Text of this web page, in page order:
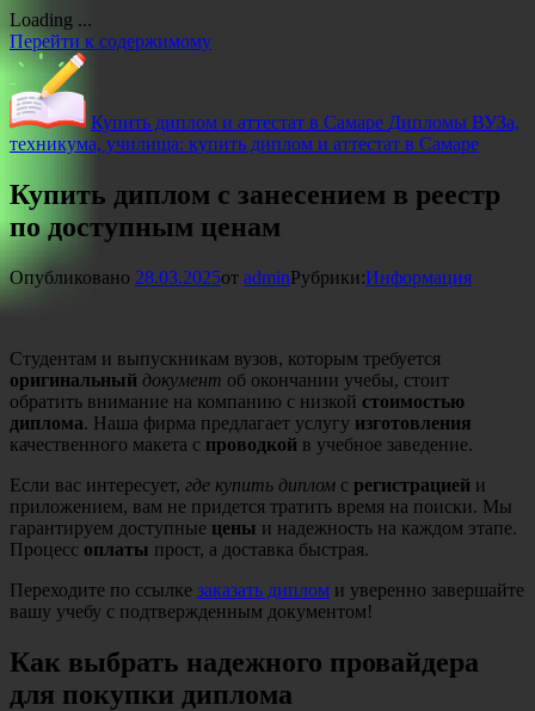
Loading ...
Перейти к содержимому
Купить диплом и аттестат в Самаре Дипломы ВУЗа,
техникума, училища: купить диплом и аттестат в Самаре
Купить диплом с занесением в реестр
по доступным ценам
Опубликовано 28.03.2025от adminРубрики:Информация
Студентам и выпускникам вузов, которым требуется
оригинальный документ об окончании учебы, стоит
обратить внимание на компанию с низкой стоимостью
диплома. Наша фирма предлагает услугу изготовления
качественного макета с проводкой в учебное заведение.
Если вас интересует, где купить диплом с регистрацией и
приложением, вам не придется тратить время на поиски. Мы
гарантируем доступные цены и надежность на каждом этапе.
Процесс оплаты прост, а доставка быстрая.
Переходите по ссылке заказать диплом и уверенно завершайте
вашу учебу с подтвержденным документом!
Как выбрать надежного провайдера
для покупки диплома